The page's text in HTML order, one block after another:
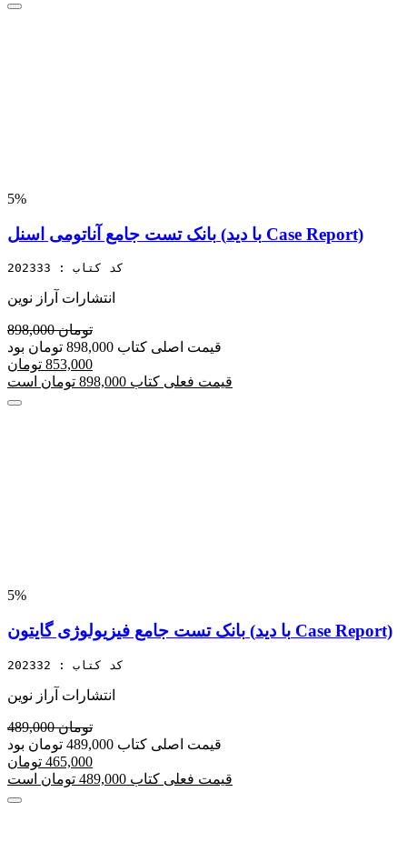
5%
بانک تست جامع آناتومی اسنل (با دید Case Report)
کد کتاب : 202333
انتشارات آراز نوین
898,000 تومان
قیمت اصلی کتاب 898,000 تومان بود
853,000 تومان
قیمت فعلی کتاب 898,000 تومان است
5%
بانک تست جامع فیزیولوژی گایتون (با دید Case Report)
کد کتاب : 202332
انتشارات آراز نوین
489,000 تومان
قیمت اصلی کتاب 489,000 تومان بود
465,000 تومان
قیمت فعلی کتاب 489,000 تومان است